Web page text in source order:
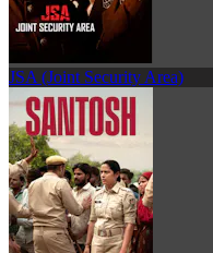
JSA (Joint Security Area)